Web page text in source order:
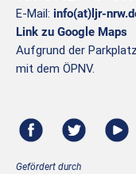
E-Mail: info(at)ljr-
Link zu Google Maps
Aufgrund der
mit dem ÖPNV.
Gefördert durch